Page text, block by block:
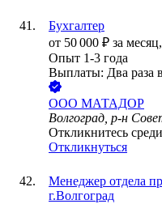
Бухгалтер
от 50 000 ₽ за месяц,
Опыт 1-3 года
Выплаты: Два раза
ООО МАТАДОР
Волгоград, р-н
Откликнитесь
Откликнуться
Менеджер отдела
г.Волгоград